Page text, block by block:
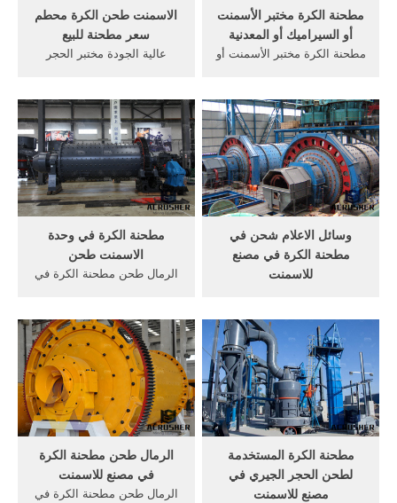
الاسمنت طحن الكرة محطم
سعر مطحنة للبيع
عالية الجودة مختبر الحجر
أعرف أكثر. دومينيكا أنبوب
الكرة مطحنة طحن للاسمنت.
الحجر الجيري مصنع طحن
مطحنة مسحوق أسعار. ...
عالية الكروم صب طحن ...
مطحنة الكرة مختبر الأسمنت
أو السيراميك أو المعدنية
مطحنة الكرة مختبر الأسمنت أو
في مختلف المجالات) - مشاريع
صغيرة. 53- صناعة البيوت
الزراعية (من المواسير
المعدنية الفنة و شرائح
بلاستيكية).
مطحنة الكرة في وحدة
الاسمنت طحن
الرمال طحن مطحنة الكرة في
تمتص sbm عقود عاما من
الخبرة في تصميم وتصنيع,
مطحنة مصنع للاسمنت, مطحنة
الكرة من .
وسائل الاعلام شحن في
مطحنة الكرة في مصنع
للاسمنت
مطحنة ولكن ينبغي علينا في
الواقع أن نعيد . 【دردشة
مباشرة】 طحن وسائل الاعلام
للأسمنت جهاز السياحة
الرمال طحن مطحنة الكرة
في مصنع للاسمنت
الرمال طحن مطحنة الكرة في
مطحنة الكرة المستخدمة
لطحن الحجر الجيري في
مصنع للاسمنت